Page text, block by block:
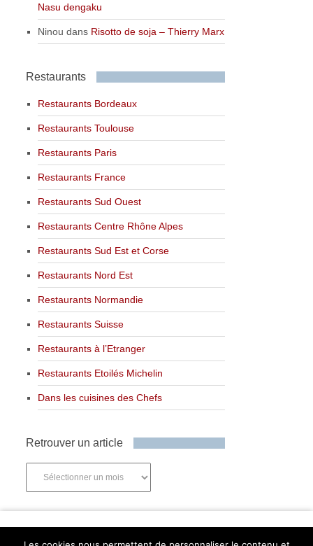
Nasu dengaku
Ninou dans Risotto de soja – Thierry Marx
Restaurants
Restaurants Bordeaux
Restaurants Toulouse
Restaurants Paris
Restaurants France
Restaurants Sud Ouest
Restaurants Centre Rhône Alpes
Restaurants Sud Est et Corse
Restaurants Nord Est
Restaurants Normandie
Restaurants Suisse
Restaurants à l’Etranger
Restaurants Etoilés Michelin
Dans les cuisines des Chefs
Retrouver un article